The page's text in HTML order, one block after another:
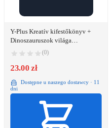
Y-Plus Kreatív kifestőkönyv +
Dinoszauruszok világa
(DQT2235021023)
(0)
23.00 zł
Dostępne u naszego dostawcy · 11
dni